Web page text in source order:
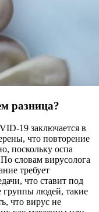
разница?
19 заключается в
что повторение
поскольку оспа
По словам вирусолога
требует
что ставит под
группы людей, такие
что вирус не